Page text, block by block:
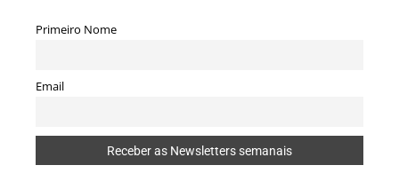
Primeiro Nome
Email